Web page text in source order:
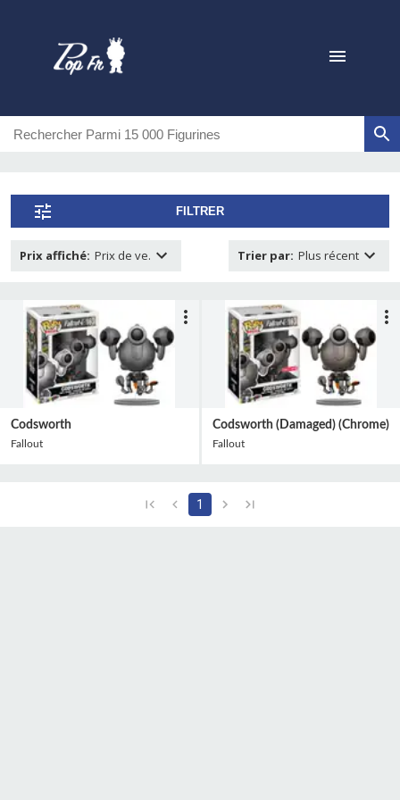
FILTRER
Prix affiché: Prix de ve. Trier par: Plus récent
Codsworth
Fallout
Codsworth (Damaged) (Chrome)
Fallout
1